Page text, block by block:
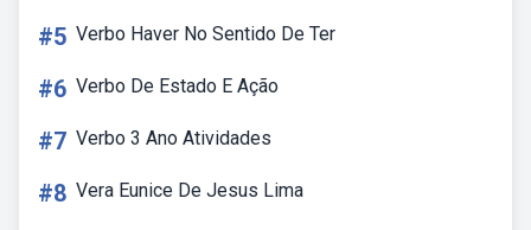
#5 Verbo Haver No Sentido De Ter
#6 Verbo De Estado E Ação
#7 Verbo 3 Ano Atividades
#8 Vera Eunice De Jesus Lima